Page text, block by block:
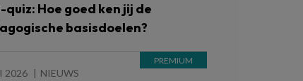
quiz: Hoe goed ken jij de
basisdoelen?
2026 NIEUWS